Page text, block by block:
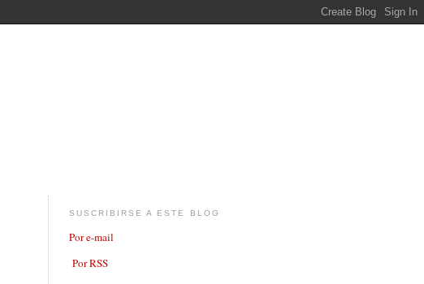
SUSCRIBIRSE A ESTE BLOG
Por e-mail
Por RSS